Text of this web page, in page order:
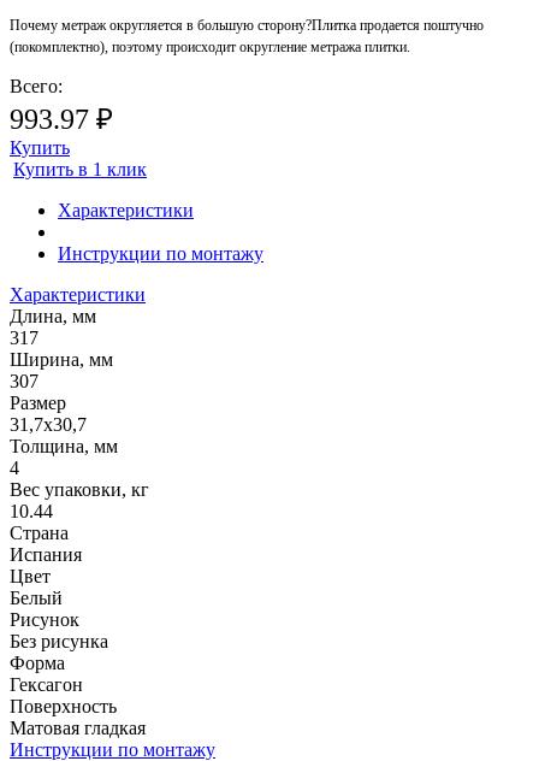
Почему метраж округляется в большую сторону?Плитка продается поштучно
(покомплектно), поэтому происходит округление метража плитки.
Всего:
993.97 ₽
Купить
Купить в 1 клик
Характеристики
Инструкции по монтажу
Характеристики
Длина, мм
317
Ширина, мм
307
Размер
31,7х30,7
Толщина, мм
4
Вес упаковки, кг
10.44
Страна
Испания
Цвет
Белый
Рисунок
Без рисунка
Форма
Гексагон
Поверхность
Матовая гладкая
Инструкции по монтажу